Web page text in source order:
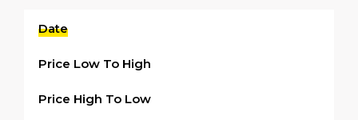
Date
Price Low To High
Price High To Low